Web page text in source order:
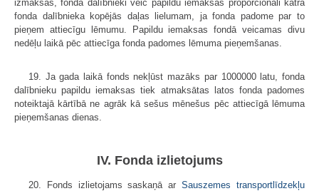
izmaksas, fonda dalībnieki veic papildu iemaksas proporcionāli katra
fonda dalībnieka kopējās daļas lielumam, ja fonda padome par to
pieņem attiecīgu lēmumu. Papildu iemaksas fondā veicamas divu
nedēļu laikā pēc attiecīga fonda padomes lēmuma pieņemšanas.
19. Ja gada laikā fonds nekļūst mazāks par 1000000 latu, fonda
dalībnieku papildu iemaksas tiek atmaksātas latos fonda padomes
noteiktajā kārtībā ne agrāk kā sešus mēnešus pēc attiecīgā lēmuma
pieņemšanas dienas.
IV. Fonda izlietojums
20. Fonds izlietojams saskaņā arSauszemes transportlīdzekļu